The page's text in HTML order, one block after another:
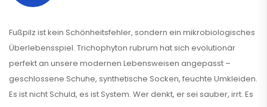
Fußpilz ist kein Schönheitsfehler, sondern ein mikrobiologisches
Überlebensspiel. Trichophyton rubrum hat sich evolutionär
perfekt an unsere modernen Lebensweisen angepasst –
geschlossene Schuhe, synthetische Socken, feuchte Umkleiden.
Es ist nicht Schuld, es ist System. Wer denkt, er sei sauber, irrt. Es